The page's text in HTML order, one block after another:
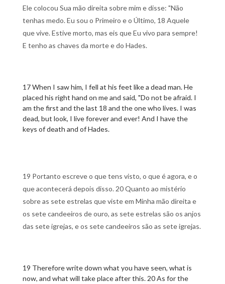
Ele colocou Sua mão direita sobre mim e disse: "Não
tenhas medo. Eu sou o Primeiro e o Último, 18 Aquele
que vive. Estive morto, mas eis que Eu vivo para sempre!
E tenho as chaves da morte e do Hades.
17 When I saw him, I fell at his feet like a dead man. He
placed his right hand on me and said, "Do not be afraid. I
am the first and the last 18 and the one who lives. I was
dead, but look, I live forever and ever! And I have the
keys of death and of Hades.
19 Portanto escreve o que tens visto, o que é agora, e o
que acontecerá depois disso. 20 Quanto ao mistério
sobre as sete estrelas que viste em Minha mão direita e
os sete candeeiros de ouro, as sete estrelas são os anjos
das sete igrejas, e os sete candeeiros são as sete igrejas.
19 Therefore write down what you have seen, what is
now, and what will take place after this. 20 As for the